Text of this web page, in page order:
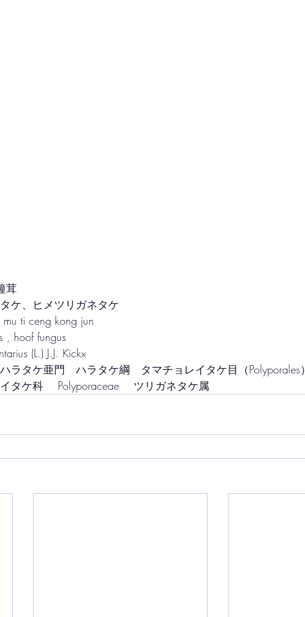
茸
クチタケ、ヒメツリガネタケ
孔菌 mu ti ceng kong jun
, hoof fungus
(L.) J.J. Kickx
菌門　ハラタケ亜門　ハラタケ綱　タマチョレイタケ目（Polyporales）
チョレイタケ科　 Polyporaceae　 ツリガネタケ属